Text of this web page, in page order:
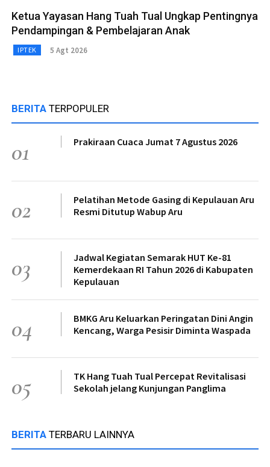
Ketua Yayasan Hang Tuah Tual Ungkap Pentingnya
Pendampingan & Pembelajaran Anak
IPTEK 5 Agt 2026
BERITA TERPOPULER
01 Prakiraan Cuaca Jumat 7 Agustus 2026
02
Pelatihan Metode Gasing di Kepulauan Aru
Resmi Ditutup Wabup Aru
03
Jadwal Kegiatan Semarak HUT Ke-81
Kemerdekaan RI Tahun 2026 di Kabupaten
Kepulauan
04
BMKG Aru Keluarkan Peringatan Dini Angin
Kencang, Warga Pesisir Diminta Waspada
05
TK Hang Tuah Tual Percepat Revitalisasi
Sekolah jelang Kunjungan Panglima
BERITA TERBARU LAINNYA